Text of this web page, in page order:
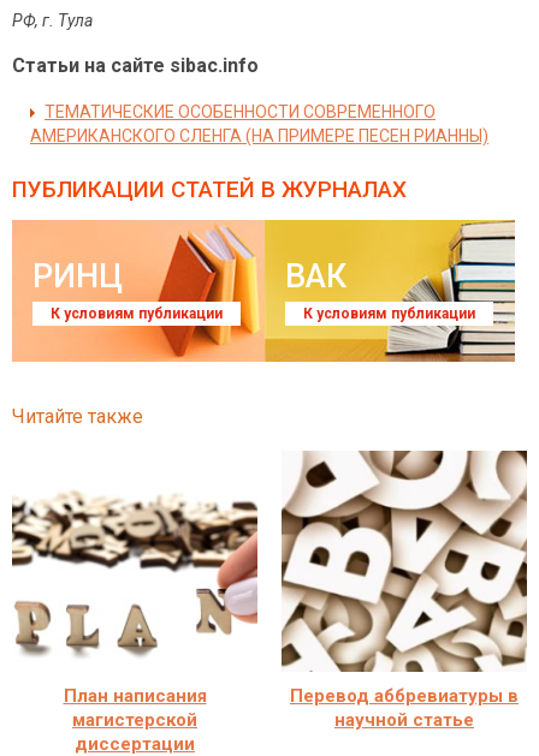
РФ, г. Тула
Статьи на сайте sibac.info
ТЕМАТИЧЕСКИЕ ОСОБЕННОСТИ СОВРЕМЕННОГО
АМЕРИКАНСКОГО СЛЕНГА (НА ПРИМЕРЕ ПЕСЕН РИАННЫ)
ПУБЛИКАЦИИ СТАТЕЙ В ЖУРНАЛАХ
РИНЦ
К условиям публикации
ВАК
К условиям публикации
Читайте также
План написания
магистерской
диссертации
Перевод аббревиатуры в
научной статье